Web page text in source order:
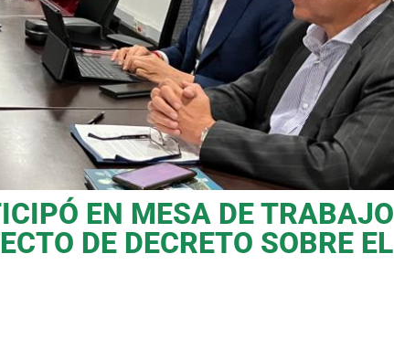
EN MESA DE TRABAJO
DE DECRETO SOBRE EL